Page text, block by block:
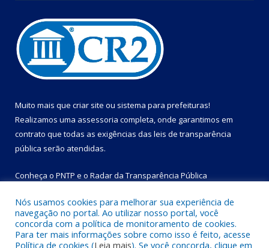
Muito mais que criar site ou sistema para prefeituras!
Realizamos uma assessoria completa, onde garantimos em
contrato que todas as exigências das leis de transparência
pública serão atendidas.
Conheça o PNTP e o Radar da Transparência Pública
Todos os direitos reservados a Prefeitura Municipal de Bom
Nós usamos cookies para melhorar sua experiência de
navegação no portal. Ao utilizar nosso portal, você
concorda com a política de monitoramento de cookies.
Para ter mais informações sobre como isso é feito, acesse
Política de cookies (Leia mais). Se você concorda, clique em